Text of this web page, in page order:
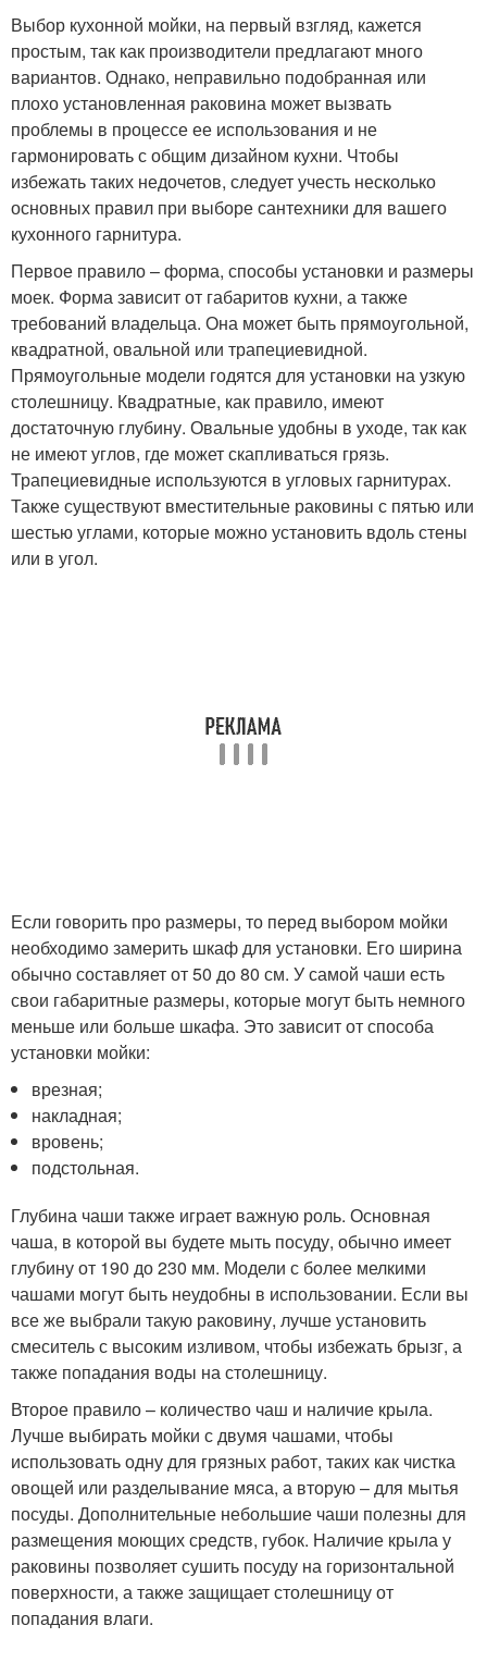
Выбор кухонной мойки, на первый взгляд, кажется
простым, так как производители предлагают много
вариантов. Однако, неправильно подобранная или
плохо установленная раковина может вызвать
проблемы в процессе ее использования и не
гармонировать с общим дизайном кухни. Чтобы
избежать таких недочетов, следует учесть несколько
основных правил при выборе сантехники для вашего
кухонного гарнитура.
Первое правило – форма, способы установки и размеры
моек. Форма зависит от габаритов кухни, а также
требований владельца. Она может быть прямоугольной,
квадратной, овальной или трапециевидной.
Прямоугольные модели годятся для установки на узкую
столешницу. Квадратные, как правило, имеют
достаточную глубину. Овальные удобны в уходе, так как
не имеют углов, где может скапливаться грязь.
Трапециевидные используются в угловых гарнитурах.
Также существуют вместительные раковины с пятью или
шестью углами, которые можно установить вдоль стены
или в угол.
Если говорить про размеры, то перед выбором мойки
необходимо замерить шкаф для установки. Его ширина
обычно составляет от 50 до 80 см. У самой чаши есть
свои габаритные размеры, которые могут быть немного
меньше или больше шкафа. Это зависит от способа
установки мойки:
врезная;
накладная;
вровень;
подстольная.
Глубина чаши также играет важную роль. Основная
чаша, в которой вы будете мыть посуду, обычно имеет
глубину от 190 до 230 мм. Модели с более мелкими
чашами могут быть неудобны в использовании. Если вы
все же выбрали такую раковину, лучше установить
смеситель с высоким изливом, чтобы избежать брызг, а
также попадания воды на столешницу.
Второе правило – количество чаш и наличие крыла.
Лучше выбирать мойки с двумя чашами, чтобы
использовать одну для грязных работ, таких как чистка
овощей или разделывание мяса, а вторую – для мытья
посуды. Дополнительные небольшие чаши полезны для
размещения моющих средств, губок. Наличие крыла у
раковины позволяет сушить посуду на горизонтальной
поверхности, а также защищает столешницу от
попадания влаги.